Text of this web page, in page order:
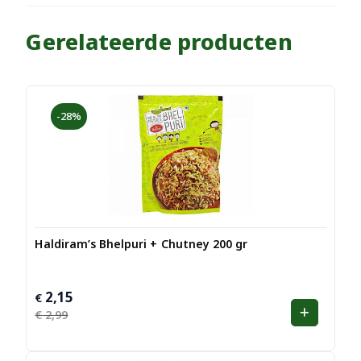
Gerelateerde producten
-28%
Haldiram’s Bhelpuri + Chutney 200 gr
€2,99
Oorspronkelijke
prijs
€ 2,15
Huidige
prijs